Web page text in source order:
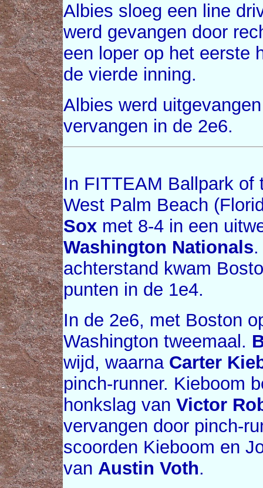
Albies sloeg een line
werd gevangen door
een loper op het eerste
de vierde inning.
Albies werd
vervangen in de 2e6.
In FITTEAM Ballpark of
West Palm Beach
Soxmet 8-4 in een
Washington Nationals
achterstand kwam
punten in de 1e4.
In de 2e6, met Boston
Washington tweemaal.
wijd, waarna Carter
pinch-runner. Kieboom
honkslag van Victor
vervangen door pinch-
scoorden Kieboom en
van Austin Voth.